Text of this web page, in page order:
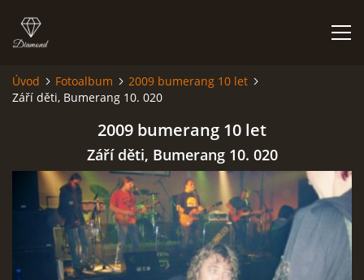
HISTORIE
JAK VYPADÁME
FOTOALBUM
Úvod Fotoalbum
2009 bumerang 10 let
Září děti, Bumerang 10. 020
2009 bumerang 10 let
Září děti, Bumerang 10. 020